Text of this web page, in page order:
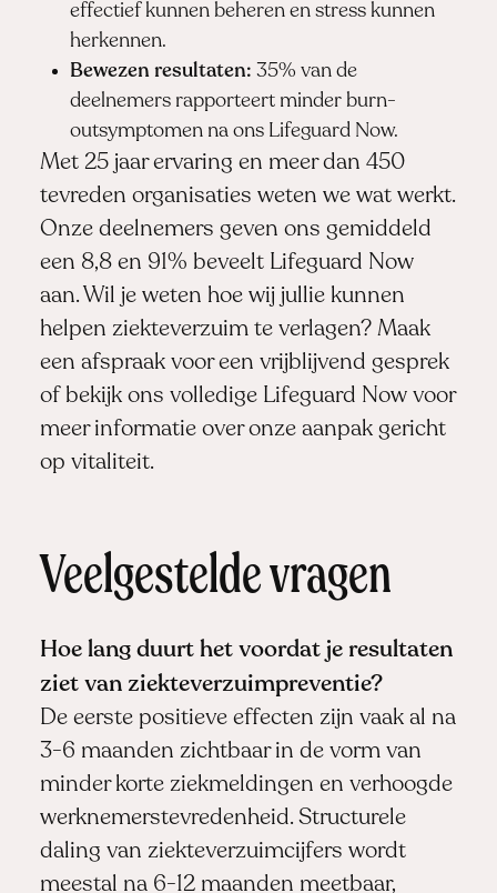
effectief kunnen beheren en stress kunnen
herkennen.
Bewezen resultaten: 35% van de
deelnemers rapporteert minder burn-
outsymptomen na ons Lifeguard Now.
Met 25 jaar ervaring en meer dan 450
tevreden organisaties weten we wat werkt.
Onze deelnemers geven ons gemiddeld
een 8,8 en 91% beveelt Lifeguard Now
aan. Wil je weten hoe wij jullie kunnen
helpen ziekteverzuim te verlagen? Maak
een afspraakvoor een vrijblijvend gesprek
of bekijk ons volledige Lifeguard Nowvoor
meer informatie over onze aanpak gericht
op vitaliteit.
Veelgestelde vragen
Hoe lang duurt het voordat je resultaten
ziet van ziekteverzuimpreventie?
De eerste positieve effecten zijn vaak al na
3-6 maanden zichtbaar in de vorm van
minder korte ziekmeldingen en verhoogde
werknemerstevredenheid. Structurele
daling van ziekteverzuimcijfers wordt
meestal na 6-12 maanden meetbaar,